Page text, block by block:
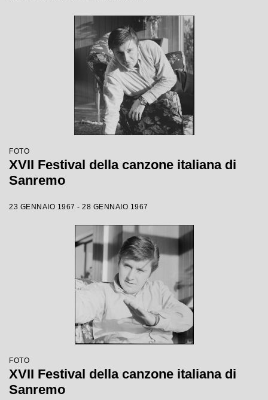
FOTO
XVII Festival della canzone italiana di
Sanremo
23 GENNAIO 1967 - 28 GENNAIO 1967
FOTO
XVII Festival della canzone italiana di
Sanremo